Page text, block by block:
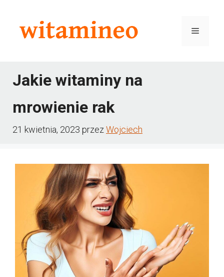
Menu
Jakie witaminy na
mrowienie rak
21 kwietnia, 2023 przezWojciech